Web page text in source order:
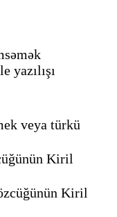
yazılışı
veya türkü
Kiril
Kiril